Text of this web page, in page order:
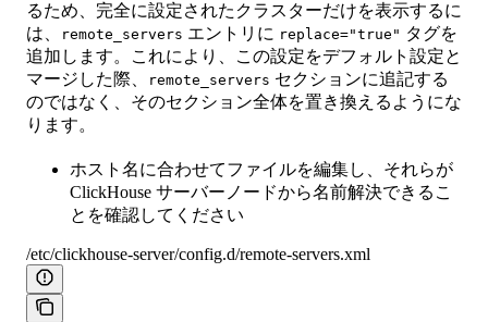
るため、完全に設定されたクラスターだけを表示するに
は、
remote_servers エントリに replace="true" タグを
追加します。これにより、この設定をデフォルト設定と
マージした際、
remote_servers セクションに追記する
のではなく、そのセクション全体を置き換えるようにな
ります。
ホスト名に合わせてファイルを編集し、それらが
ClickHouse サーバーノードから名前解決できるこ
とを確認してください
/etc/clickhouse-server/config.d/remote-servers.xml